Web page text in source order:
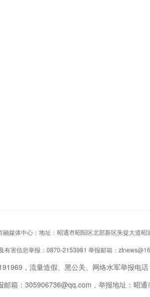
媒体中心；地址：昭通市昭阳区北部新区朱提大道
有害信息举报：0870-2153981 举报邮箱：
，流量造假、黑公关、网络水军举报电
箱：305906736@qq.com，举报地址：昭通